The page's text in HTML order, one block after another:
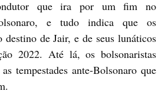
que ira por um fim no
e tudo indica que os
destino de Jair, e de seus lunáticos
2022. Até lá, os bolsonaristas
tempestades ante-Bolsonaro que